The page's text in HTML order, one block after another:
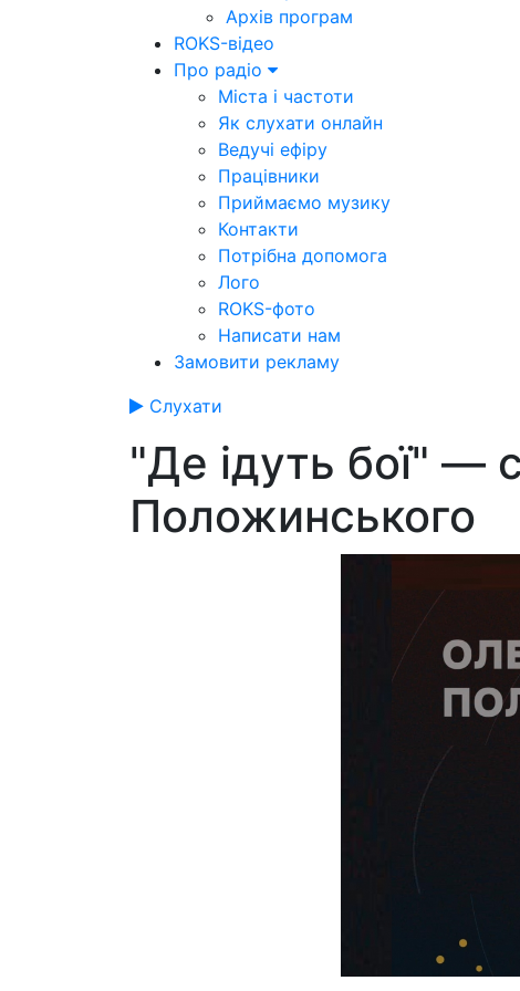
Архів програм
ROKS-відео
Про радіо
Міста і частоти
Як слухати онлайн
Ведучі ефіру
Працівники
Приймаємо музику
Контакти
Потрібна допомога
Лого
ROKS-фото
Написати нам
Замовити рекламу
Слухати
"Де ідуть бої" —
Положинського